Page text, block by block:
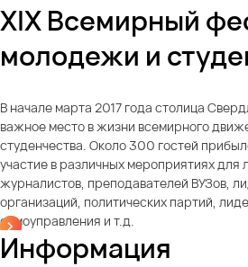
XIX Всемирный
молодежи и
В начале марта 2017 года столица
важное место в жизни всемирного
студенчества. Около 300 гостей
участие в различных мероприятиях для
журналистов, преподавателей ВУЗов,
организаций, политических партий,
самоуправления и т.д.
Информация